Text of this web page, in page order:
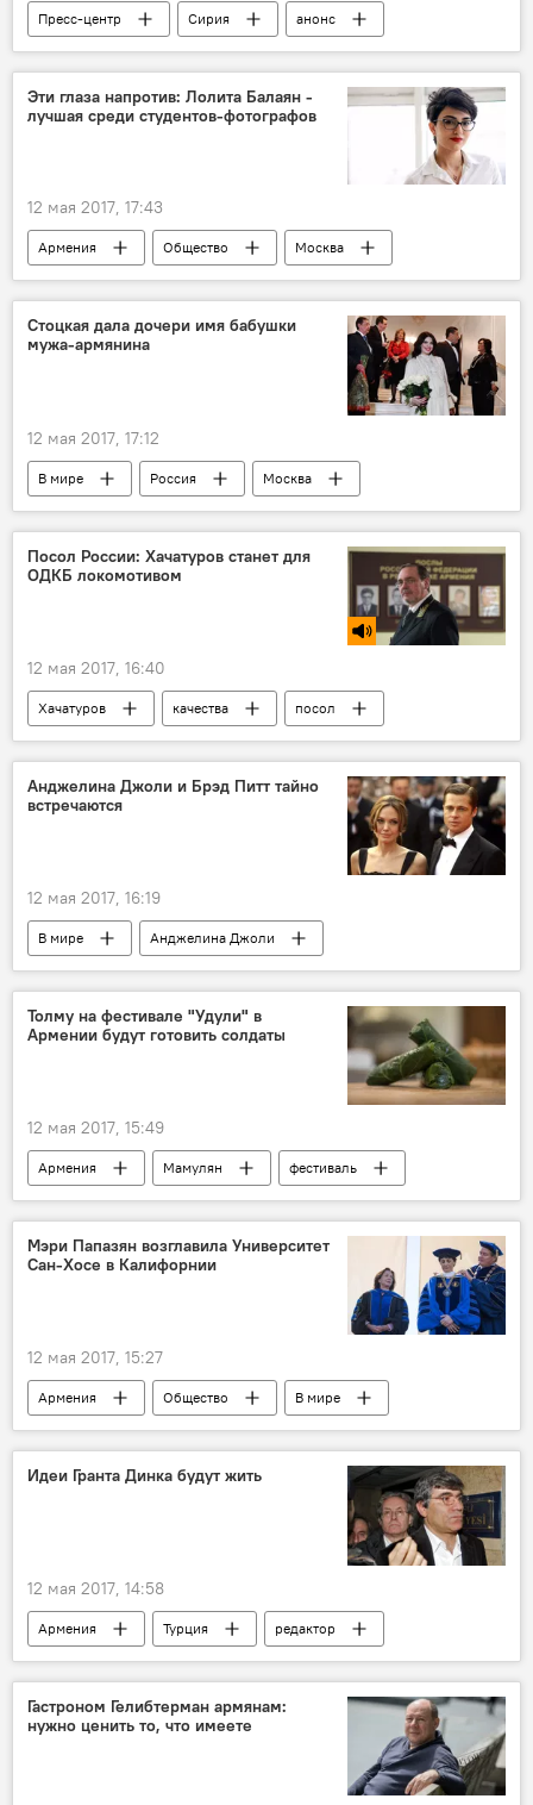
Пресс-центр Сирия
анонс
неконфликтные зоны
пресс-конференция
Эти глаза напротив: Лолита Балаян -
лучшая среди студентов-фотографов
12 мая 2017, 17:43
Армения Общество
Москва
Лолита Шейдлин Бабаян
конкурс CHIC STUDENT AWARDS
Стоцкая дала дочери имя бабушки
мужа-армянина
12 мая 2017, 17:12
В мире Россия
Москва
дочь
рождение
имя
Анастасия Стоцкая
Посол России: Хачатуров станет для
ОДКБ локомотивом
12 мая 2017, 16:40
Хачатуров качества
посол
генсек
Голос Иван Волынкин
Анджелина Джоли и Брэд Питт тайно
встречаются
12 мая 2017, 16:19
В мире
Анджелина Джоли
Брэд Питт
отношения
Толму на фестивале "Удули" в
Армении будут готовить солдаты
12 мая 2017, 15:49
Армения Мамулян
фестиваль
толма
Мэри Папазян возглавила Университет
Сан-Хосе в Калифорнии
12 мая 2017, 15:27
Армения Общество В мире
Идеи Гранта Динка будут жить
12 мая 2017, 14:58
Армения Турция
редактор
армяно-турецкие исследования
программа
Гастроном Гелибтерман армянам:
нужно ценить то, что имеете